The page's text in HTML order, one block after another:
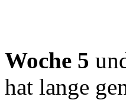
Woche 5
hat lange